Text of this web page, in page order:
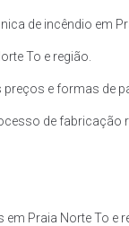
de incêndio em
To e região.
e formas de
de fabricação
Praia Norte To e